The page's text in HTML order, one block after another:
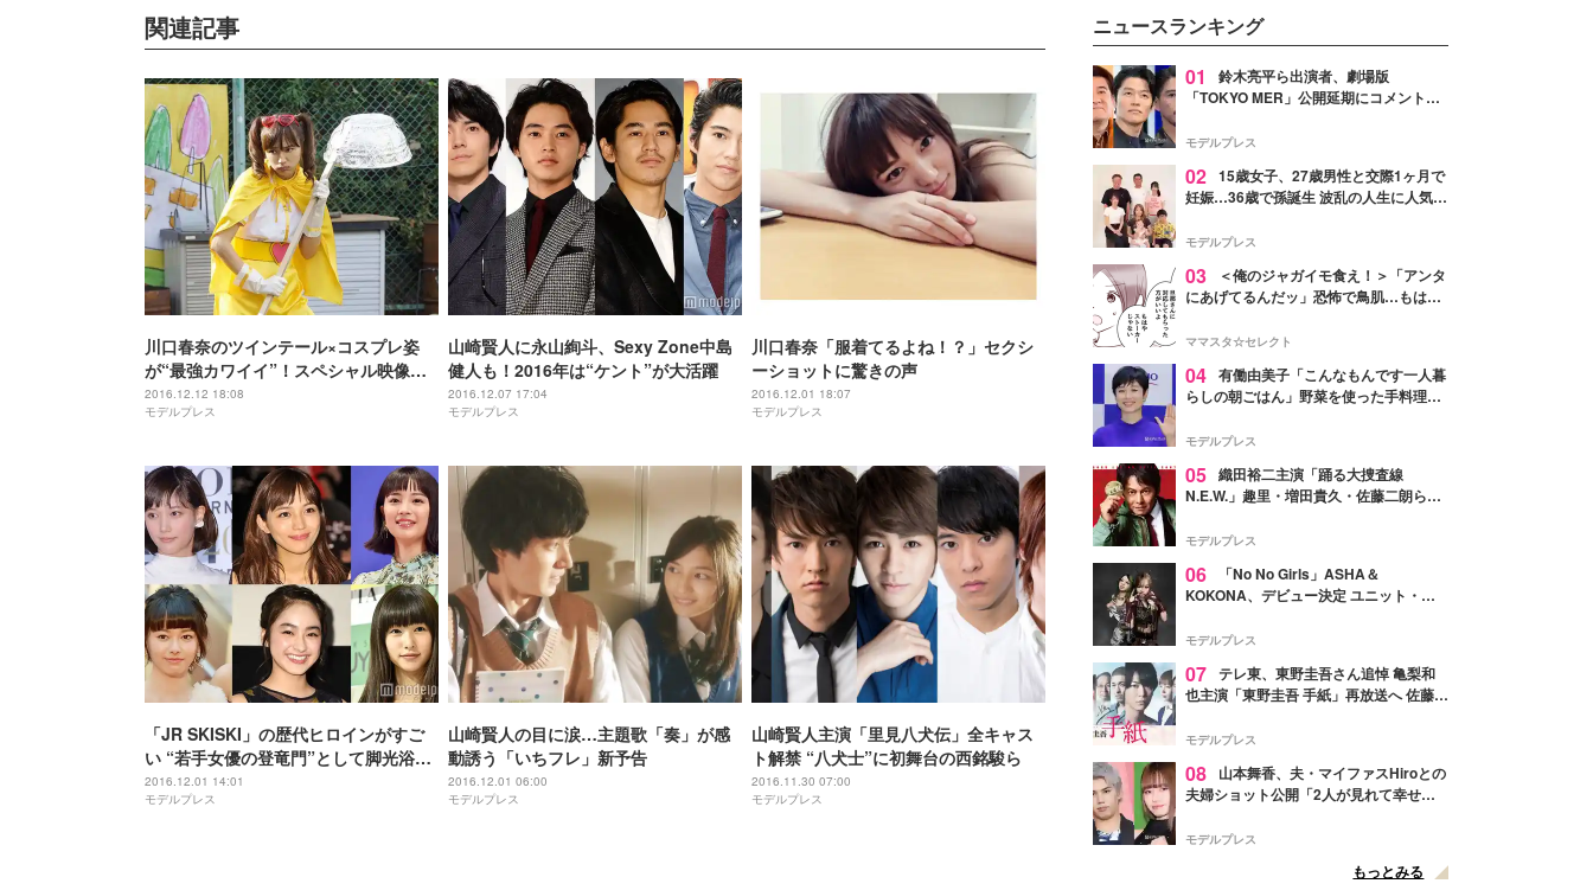
関連記事
川口春奈のツインテール×コスプレ姿
が“最強カワイイ”！スペシャル映像も
公開
2016.12.12 18:08
モデルプレス
山崎賢人に永山絢斗、Sexy Zone中島
健人も！2016年は“ケント”が大活躍
2016.12.07 17:04
モデルプレス
川口春奈「服着てるよね！？」セクシ
ーショットに驚きの声
2016.12.01 18:07
モデルプレス
「JR SKISKI」の歴代ヒロインがすご
い “若手女優の登竜門”として脚光浴び
る
2016.12.01 14:01
モデルプレス
山崎賢人の目に涙…主題歌「奏」が感
動誘う「いちフレ」新予告
2016.12.01 06:00
モデルプレス
山崎賢人主演「里見八犬伝」全キャス
ト解禁 “八犬士”に初舞台の西銘駿ら
2016.11.30 07:00
モデルプレス
ニュースランキング
01
鈴木亮平ら出演者、劇場版
「TOKYO MER」公開延期にコメント
最大の敬意とエールを」
モデルプレス
02 15歳女子、27歳男性と交際1ヶ月で
妊娠…36歳で孫誕生 波乱の人生に人気タ
よ！」
モデルプレス
03
＜俺のジャガイモ食え！＞「アンタ
にあげてるんだッ」恐怖で鳥肌…もはや
ママスタ☆セレクト
04 有働由美子「こんなもんです一人暮
らしの朝ごはん」野菜を使った手料理公
そう」と反響
モデルプレス
05 織田裕二主演「踊る大捜査線
N.E.W.」趣里・増田貴久・佐藤二朗ら新
徴する“謎のキーワード”も
モデルプレス
06
「No No Girls」ASHA＆
KOKONA、デビュー決定 ユニット・
リリースへ
モデルプレス
07 テレ東、東野圭吾さん追悼 亀梨和
也主演「東野圭吾 手紙」再放送へ 佐藤隆
モデルプレス
08
山本舞香、夫・マイファスHiroとの
夫婦ショット公開「2人が見れて幸せ」
モデルプレス
もっとみる